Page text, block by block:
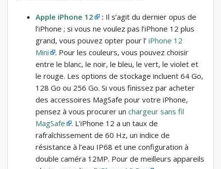
Apple iPhone 12 : Il s’agit du dernier opus de
l’iPhone ; si vous ne voulez pas l’iPhone 12 plus
grand, vous pouvez opter pour l’ iPhone 12
Mini
. Pour les couleurs, vous pouvez choisir
entre le blanc, le noir, le bleu, le vert, le violet et
le rouge. Les options de stockage incluent 64 Go,
128 Go ou 256 Go. Si vous finissez par acheter
des accessoires MagSafe pour votre iPhone,
pensez à vous procurer un chargeur sans fil
MagSafe
. L’iPhone 12 a un taux de
rafraîchissement de 60 Hz, un indice de
résistance à l’eau IP68 et une configuration à
double caméra 12MP. Pour de meilleurs appareils